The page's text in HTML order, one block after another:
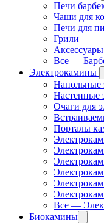
Печи
Чаши для
Печи для
Грили
Аксессуары
Все —
Электрокамины
Напольные
Настенные
Очаги для
Порталы
Все —
Биокамины